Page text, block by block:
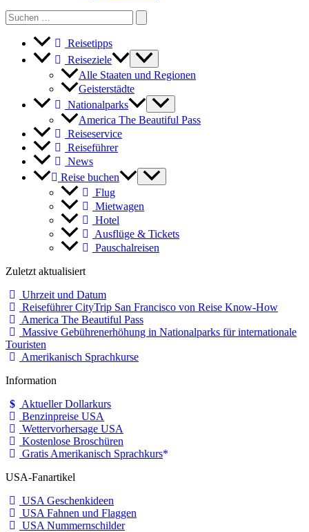
Search
for:
Reisetipps
Reiseziele
Alle Staaten und Regionen
Geisterstädte
Nationalparks
America The Beautiful Pass
Reiseservice
Reiseführer
News
Reise buchen
Flug
Mietwagen
Hotel
Ausflüge & Tickets
Pauschalreisen
Zuletzt aktualisiert
Uhrzeit und Datum
Reiseführer CityTrip San Francisco von Reise Know-How
America The Beautiful Pass
Massive Gebührenerhöhung in Nationalparks für internationale
Touristen
Amerikanisch Sprachkurse
Information
Aktueller Dollarkurs
Benzinpreise USA
Wettervorhersage USA
Kostenlose Broschüren
Gratis Amerikanisch Sprachkurs
USA-Fanartikel
USA Geschenkideen
USA Fahnen und Flaggen
USA Nummernschilder